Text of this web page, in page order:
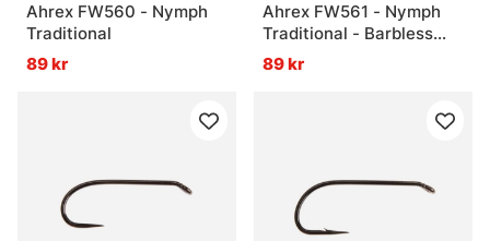
Ahrex FW560 - Nymph
Traditional
89 kr
Ahrex FW561 - Nymph
Traditional - Barbless
#16
89 kr